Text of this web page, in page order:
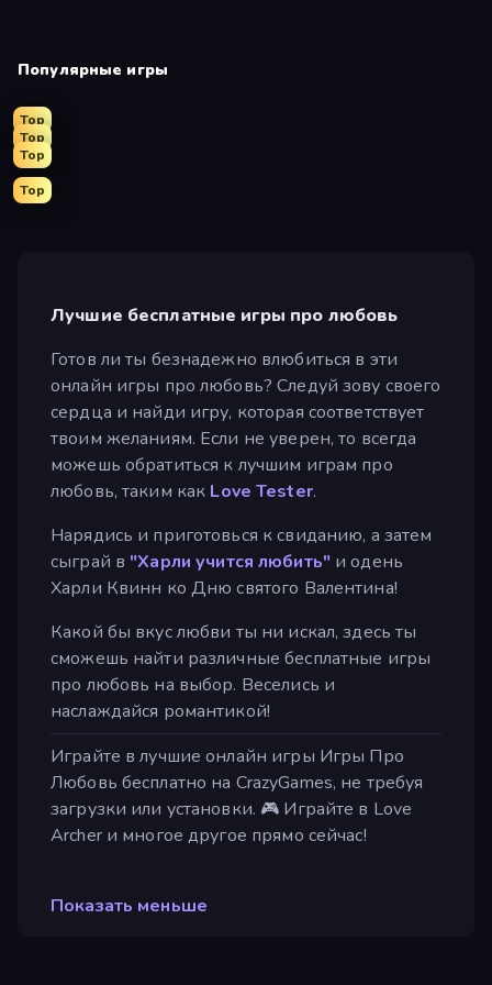
Популярные игры
Top
Top
Top
Top
Лучшие бесплатные игры про любовь
Готов ли ты безнадежно влюбиться в эти
онлайн игры про любовь? Следуй зову своего
сердца и найди игру, которая соответствует
твоим желаниям. Если не уверен, то всегда
можешь обратиться к лучшим играм про
любовь, таким как Love Tester.
Нарядись и приготовься к свиданию, а затем
сыграй в "Харли учится любить"и одень
Харли Квинн ко Дню святого Валентина!
Какой бы вкус любви ты ни искал, здесь ты
сможешь найти различные бесплатные игры
про любовь на выбор. Веселись и
наслаждайся романтикой!
Играйте в лучшие онлайн игры Игры Про
Любовь бесплатно на CrazyGames, не требуя
загрузки или установки. 🎮 Играйте в Love
Archer и многое другое прямо сейчас!
Показать меньше